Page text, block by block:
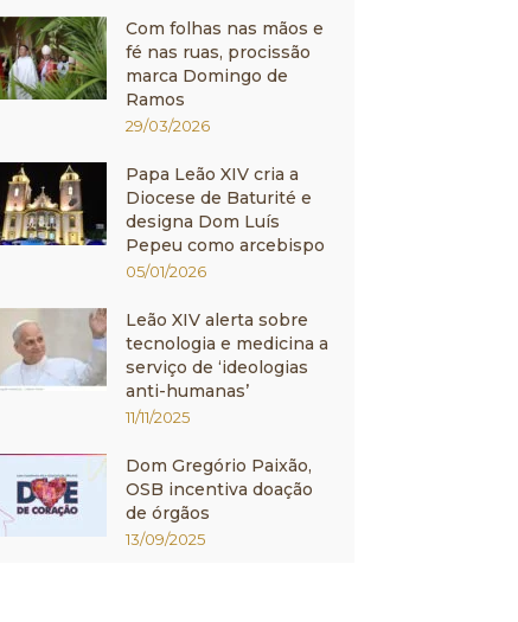
Com folhas nas mãos e
fé nas ruas, procissão
marca Domingo de
Ramos
29/03/2026
Papa Leão XIV cria a
Diocese de Baturité e
designa Dom Luís
Pepeu como arcebispo
05/01/2026
Leão XIV alerta sobre
tecnologia e medicina a
serviço de ‘ideologias
anti-humanas’
11/11/2025
Dom Gregório Paixão,
OSB incentiva doação
de órgãos
13/09/2025